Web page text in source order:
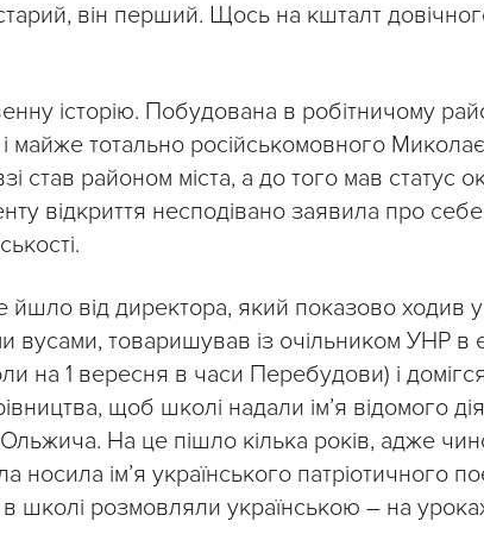
він перший. Щось на кшталт
історію. Побудована в робітничому
майже тотально російськомовного
став районом міста, а до того мав статус
відкриття несподівано заявила про
йшло від директора, який показово ходив
вусами, товаришував із очільником УНР в
на 1 вересня в часи Перебудови) і
щоб школі надали ім’я відомого
На це пішло кілька років, адже
носила ім’я українського патріотичного
в школі розмовляли українською – на